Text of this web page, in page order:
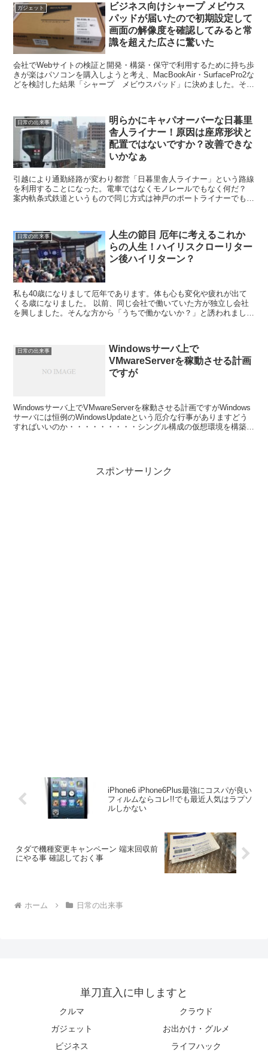
ガジェット
ビジネス向けシャープ メビウス
パッドが届いたので初期設定して
画面の解像度を確認してみると常
識を超えた広さに驚いた
会社でWebサイトの検証と開発・構築・保守で利用するために持ち歩
きが楽はパソコンを購入しようと考え、MacBookAir・SurfacePro2な
どを検討した結果「シャープ メビウスパッド」に決めました。そし
日常の出来事
明らかにキャパオーバーな日暮里
舎人ライナー！原因は座席形状と
配置ではないですか？改善できな
いかなぁ
引越により通勤経路が変わり都営「日暮里舎人ライナー」という路線
を利用することになった。電車ではなくモノレールでもなく何だ？
案内軌条式鉄道というもので同じ方式は神戸のポートライナーでも採
日常の出来事
人生の節目 厄年に考えるこれか
らの人生！ハイリスクローリター
ン後ハイリターン？
私も40歳になりまして厄年であります。体も心も変化や疲れが出て
くる歳になりました。 以前、同じ会社で働いていた方が独立し会社
を興しました。そんな方から「うちで働かないか？」と誘われまし
日常の出来事
Windowsサーバ上で
VMwareServerを稼動させる計画
ですが
Windowsサーバ上でVMwareServerを稼動させる計画ですがWindows
サーバには恒例のWindowsUpdateという厄介な行事がありますどう
すればいいのか・・・・・・・・・シングル構成の仮想環境を構築す
スポンサーリンク
iPhone6 iPhone6Plus最強にコスパが良い
フィルムならコレ!!でも最近人気はラプソ
ルしかない
タダで機種変更キャンペーン 端末回収前
にやる事 確認しておく事
ホーム 日常の出来事
単刀直入に申しますと
クルマ
クラウド
ガジェット
お出かけ・グルメ
ビジネス
ライフハック